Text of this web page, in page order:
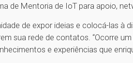
de Mentoria de IoT para apoio,
de expor ideias e colocá-las à
sua rede de contatos. “Ocorre
e experiências que